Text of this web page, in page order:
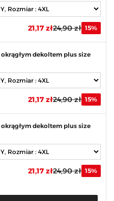
21,17 zł24,90 zł 15%
dekoltem plus size
21,17 zł24,90 zł 15%
dekoltem plus size
21,17 zł24,90 zł 15%